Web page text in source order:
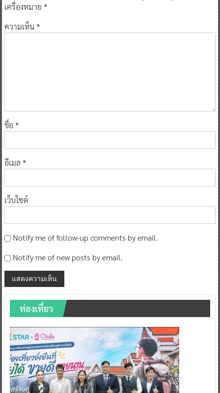
เครื่องหมาย *
ความเห็น*
ชื่อ *
อีเมล *
เว็บไซต์
Notify me of follow-up comments by email.
Notify me of new posts by email.
ท่องเที่ยว